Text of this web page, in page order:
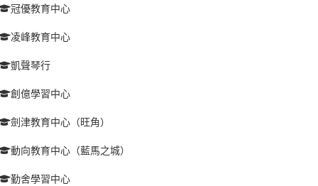
冠優教育中心
凌峰教育中心
凱聲琴行
創億學習中心
劍津教育中心（旺角）
動向教育中心（藍馬之城）
勤舍學習中心